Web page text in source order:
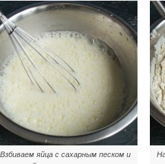
Взбиваем яйца с сахарным песком и